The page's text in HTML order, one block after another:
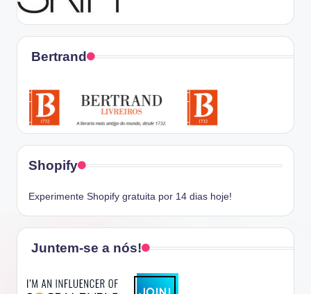
Bertrand
Shopify
Experimente Shopify gratuita por 14 dias hoje!
Juntem-se a nós!